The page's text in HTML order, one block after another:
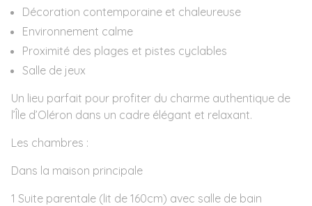
Décoration contemporaine et chaleureuse
Environnement calme
Proximité des plages et pistes cyclables
Salle de jeux
Un lieu parfait pour profiter du charme authentique de
l’Île d’Oléron dans un cadre élégant et relaxant.
Les chambres :
Dans la maison principale
1 Suite parentale (lit de 160cm) avec salle de bain